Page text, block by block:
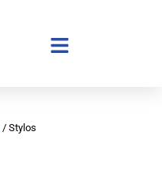
/ Stylos